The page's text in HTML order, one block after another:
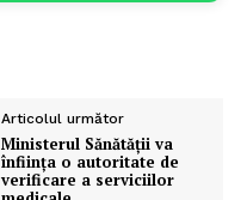
Articolul următor
Ministerul Sănătăţii va
înfiinţa o autoritate de
verificare a serviciilor